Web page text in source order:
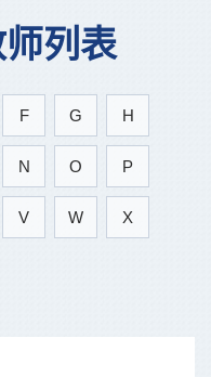
列表
F G H
N O P
V W X